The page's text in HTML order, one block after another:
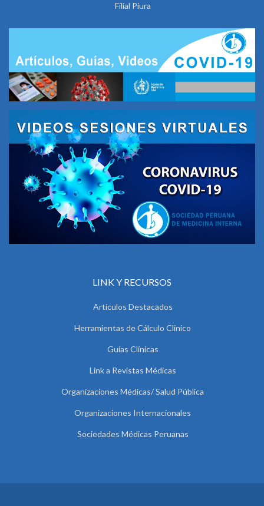
Filial Piura
LINK Y RECURSOS
Artículos Destacados
Herramientas de Cálculo Clínico
Guías Clínicas
Link a Revistas Médicas
Organizaciones Médicas/ Salud Pública
Organizaciones Internacionales
Sociedades Médicas Peruanas